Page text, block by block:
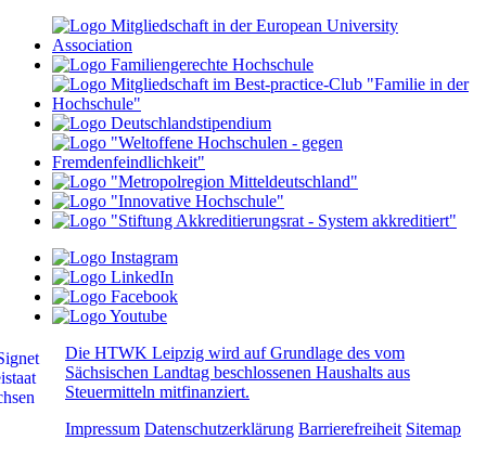
Die HTWK Leipzig wird auf Grundlage des vom
Sächsischen Landtag beschlossenen Haushalts aus
Steuermitteln mitfinanziert.
Impressum Datenschutzerklärung Barrierefreiheit Sitemap